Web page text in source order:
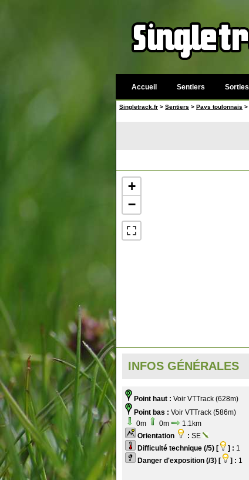
Accueil Sentiers Sorties
Singletrack.fr > Sentiers > Pays toulonnais >
+
−
INFOS GÉNÉRALES
Point haut : Voir VTTrack (628m)
Point bas : Voir VTTrack (586m)
0m
0m
1.1km
Orientation
: SE
Difficulté technique (/5) [
] : 1
Danger d'exposition (/3) [
] : 1